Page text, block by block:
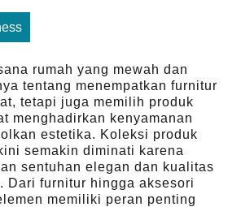
rumah yang mewah dan
tentang menempatkan furnitur
tetapi juga memilih produk
menghadirkan kenyamanan
estetika. Koleksi produk
semakin diminati karena
sentuhan elegan dan kualitas
Dari furnitur hingga aksesori
memiliki peran penting